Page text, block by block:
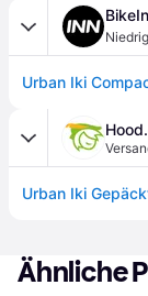
Ähnliche